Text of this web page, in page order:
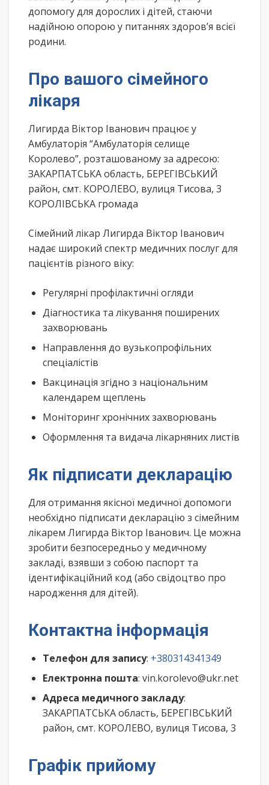
допомогу для дорослих і дітей, стаючи
надійною опорою у питаннях здоров’я всієї
родини.
Про вашого сімейного
лікаря
Лигирда Віктор Іванович працює у
Амбулаторія “Амбулаторія селище
Королево”, розташованому за адресою:
ЗАКАРПАТСЬКА область, БЕРЕГІВСЬКИЙ
район, смт. КОРОЛЕВО, вулиця Тисова, 3
КОРОЛІВСЬКА громада
Сімейний лікар Лигирда Віктор Іванович
надає широкий спектр медичних послуг для
пацієнтів різного віку:
Регулярні профілактичні огляди
Діагностика та лікування поширених
захворювань
Направлення до вузькопрофільних
спеціалістів
Вакцинація згідно з національним
календарем щеплень
Моніторинг хронічних захворювань
Оформлення та видача лікарняних листів
Як підписати декларацію
Для отримання якісної медичної допомоги
необхідно підписати декларацію з сімейним
лікарем Лигирда Віктор Іванович. Це можна
зробити безпосередньо у медичному
закладі, взявши з собою паспорт та
ідентифікаційний код (або свідоцтво про
народження для дітей).
Контактна інформація
Телефон для запису: +380314341349
Електронна пошта: vin.korolevo@ukr.net
Адреса медичного закладу:
ЗАКАРПАТСЬКА область, БЕРЕГІВСЬКИЙ
район, смт. КОРОЛЕВО, вулиця Тисова, 3
Графік прийому